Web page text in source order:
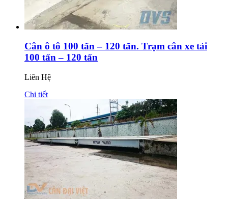
Cân ô tô 100 tấn – 120 tấn. Trạm cân xe tải
100 tấn – 120 tấn
Liên Hệ
Chi tiết